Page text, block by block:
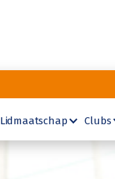
Lidmaatschap Clubs